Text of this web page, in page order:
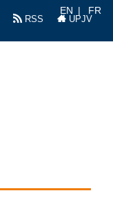
RSS UPJV
EN FR